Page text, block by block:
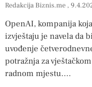
Redakcija Biznis.me
OpenAI, kompanija
izvještaju je navela da
uvođenje
potražnja za
radnom mjestu.